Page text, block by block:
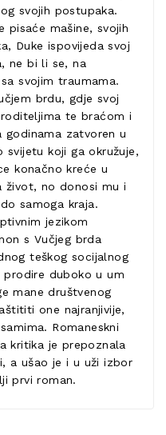
svojih postupaka.
pisaće mašine, svojih
Duke ispovijeda svoj
ne bi li se, na
svojim traumama.
brdu, gdje svoj
te braćom i
godinama zatvoren u
svijetu koji ga okružuje,
konačno kreće u
život, no donosi mu i
samoga kraja.
jezikom
s Vučjeg brda
teškog socijalnog
prodire duboko u um
mane društvenog
one najranjivije,
Romaneskni
kritika je prepoznala
a ušao je i u uži izbor
prvi roman.